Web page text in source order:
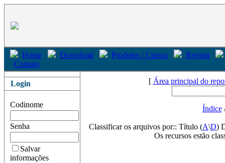
Home Download Produtos / Cursos
Revista
Contato
Login
Codinome
Senha
Salvar
informações
[ Área principal do
Índice
Classificar os arquivos por:: Título (A\D)
Os recursos estão